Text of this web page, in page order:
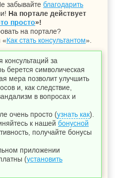
забывайте благодарить
На портале действует
просто»!
на портале?
«Как стать консультантом».
за
берется символическая
мера позволит улучшить
и, как следствие,
в вопросах и
очень просто (узнать как).
к нашей бонусной
получайте бонусы
приложении
(установить